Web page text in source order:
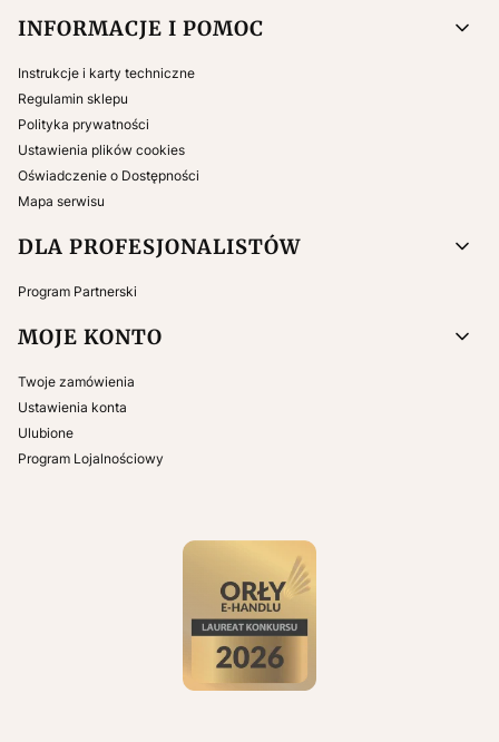
INFORMACJE I POMOC
Instrukcje i karty techniczne
Regulamin sklepu
Polityka prywatności
Ustawienia plików cookies
Oświadczenie o Dostępności
Mapa serwisu
DLA PROFESJONALISTÓW
Program Partnerski
MOJE KONTO
Twoje zamówienia
Ustawienia konta
Ulubione
Program Lojalnościowy